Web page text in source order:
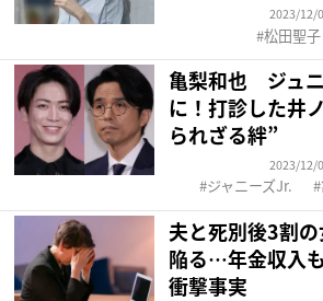
2023/12/
松田聖子
亀梨和也 ジュ
に！打診した井
られざる絆”
2023/12/
ジャニーズJr.
夫と死別後3割
陥る…年金収入
衝撃事実